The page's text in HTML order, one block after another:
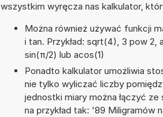
wszystkim wyręcza nas kalkulator,
Można również używać funkcji
i tan. Przykład: sqrt(4), 3 pow 2,
sin(π/2) lub acos(1)
Ponadto kalkulator umożliwia
nie tylko wyliczać liczby
jednostki miary można łączyć
na przykład tak: '89 Miligramów